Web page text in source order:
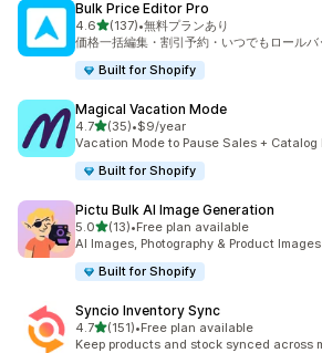
Bulk Price Editor Pro
4.65つ星中
(137)
合計レビュー数：137件
•無料プランあり
価格一括編集・割引予約・いつでもロールバ
Built for Shopify
Magical Vacation Mode
4.75つ星中
(35)
合計レビュー数：35件
•$9/year
Vacation Mode to Pause Sales + Catalog
Built for Shopify
Pictu Bulk AI Image Generation
5.05つ星中
(13)
合計レビュー数：13件
•Free plan available
AI Images, Photography & Product
Built for Shopify
Syncio Inventory Sync
4.75つ星中
(151)
合計レビュー数：151件
•Free plan available
Keep products and stock synced across